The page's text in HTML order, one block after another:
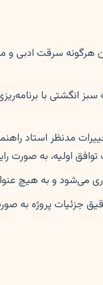
هرگونه سرقت ادبی
با
مدنظر استاد
اولیه، به صورت
می‌شود و به هیچ
جزئیات پروژه به